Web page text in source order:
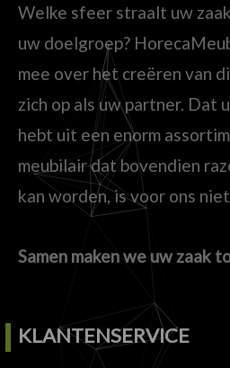
Welke sfeer straalt uw
uw doelgroep?
mee over het creëren van
zich op als uw partner. Dat
hebt uit een enorm
meubilair dat bovendien
kan worden, is voor ons
Samen maken we uw zaak
KLANTENSERVICE